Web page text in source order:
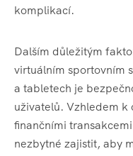
komplikací.
Dalším důležitým
virtuálním sportovním
a tabletech je
uživatelů. Vzhledem k
finančními
nezbytné zajistit, aby